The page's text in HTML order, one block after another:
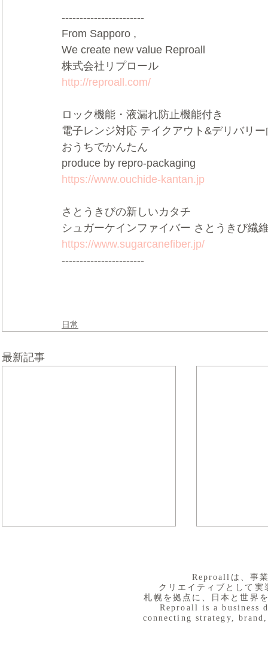
-----------------------
From Sapporo ,
We create new value Reproall
株式会社リプロール
http://reproall.com/
ロック機能・液漏れ防止機能付き
電子レンジ対応 テイクアウト&デリバリ
おうちでかんたん
produce by repro-packaging
https://www.ouchide-kantan.jp
さとうきびの新しいカタチ
シュガーケインファイバー さとうきび繊
https://www.sugarcanefiber.jp/
-----------------------
日常
最新記事
​Reproallは、事
クリエイティブとして
札幌を拠点に、日本と世界
Reproall is a business
connecting strategy,